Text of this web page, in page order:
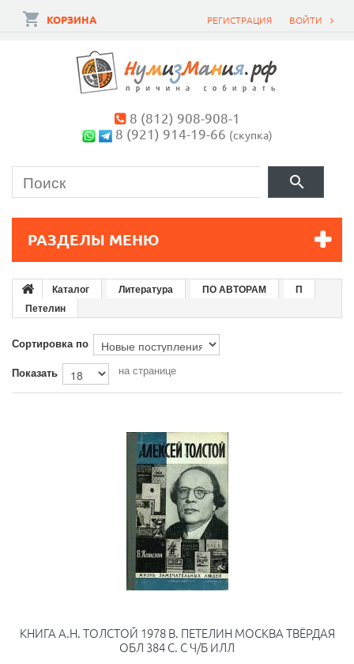
ВОЙТИ
РЕГИСТРАЦИЯ
КОРЗИНА
8 (812) 908-908-1
8 (921) 914-19-66 (скупка)
РАЗДЕЛЫ МЕНЮ
Каталог Литература ПО АВТОРАМ
П
Петелин
Сортировка по
Показать
на странице
КНИГА А.Н. ТОЛСТОЙ 1978 В. ПЕТЕЛИН МОСКВА ТВЁРДАЯ
ОБЛ 384 С. С Ч/Б ИЛЛ